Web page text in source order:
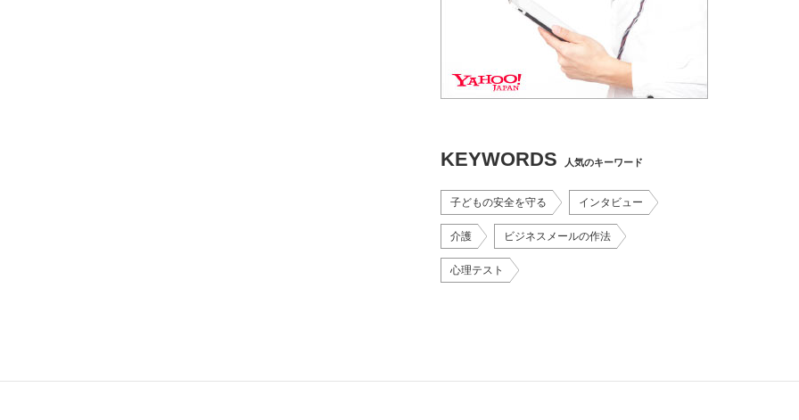
KEYWORDS 人気のキーワード
子どもの安全を守る インタビュー
介護 ビジネスメールの作法
心理テスト